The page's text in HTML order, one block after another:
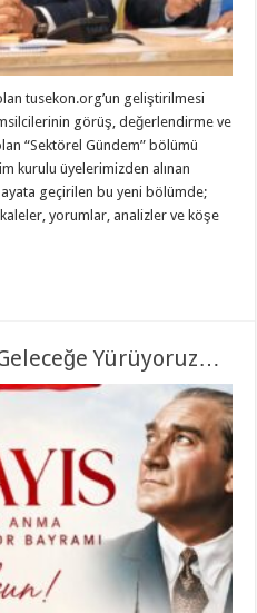
tusekon.org’un geliştirilmesi
görüş, değerlendirme ve
“Sektörel Gündem” bölümü
kurulu üyelerimizden alınan
geçirilen bu yeni bölümde;
yorumlar, analizler ve köşe
Yürüyoruz…